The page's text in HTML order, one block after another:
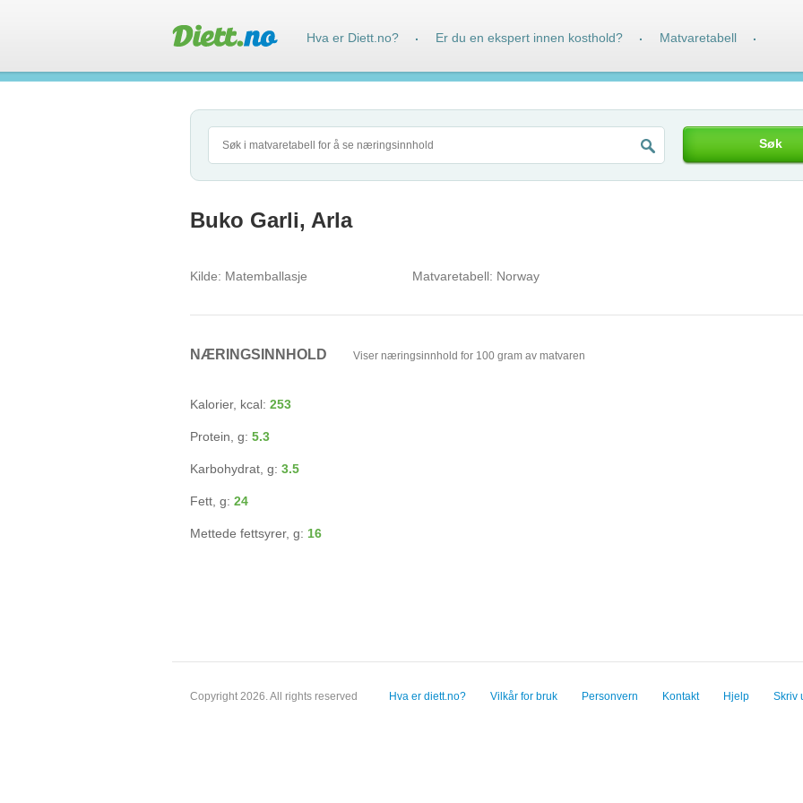
Søk
Buko Garli, Arla
Kilde: Matemballasje Matvaretabell: Norway
NÆRINGSINNHOLD Viser næringsinnhold for 100 gram av matvaren
Kalorier, kcal: 253
Protein, g: 5.3
Karbohydrat, g: 3.5
Fett, g: 24
Mettede fettsyrer, g: 16
Copyright 2026. All rights reserved Hva er diett.no? Vilkår for bruk Personvern Kontakt Hjelp Skriv
Hva er Diett.no? · Er du en ekspert innen kosthold? · Matvaretabell ·